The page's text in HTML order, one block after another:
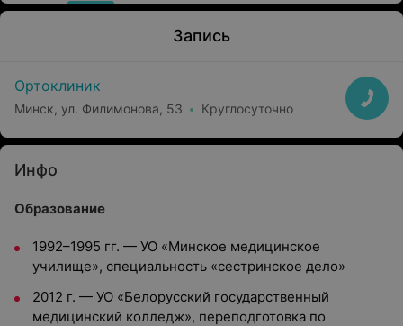
Запись
Ортоклиник
Минск, ул. Филимонова, 53 Круглосуточно
Инфо
Образование
1992–1995 гг. — УО «Минское медицинское
училище», специальность «сестринское дело»
2012 г. — УО «Белорусский государственный
медицинский колледж», переподготовка по